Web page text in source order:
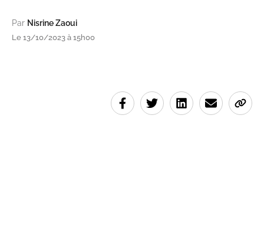
Par Nisrine Zaoui
Le 13/10/2023 à 15h00